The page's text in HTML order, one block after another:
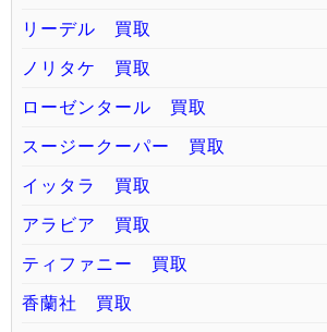
リーデル 買取
ノリタケ 買取
ローゼンタール 買取
スージークーパー 買取
イッタラ 買取
アラビア 買取
ティファニー 買取
香蘭社 買取